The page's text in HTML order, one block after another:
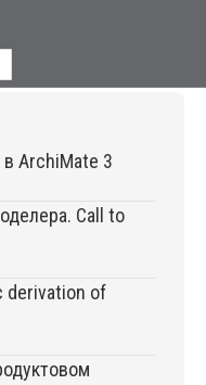
ArchiMate 3
Call to
derivation of